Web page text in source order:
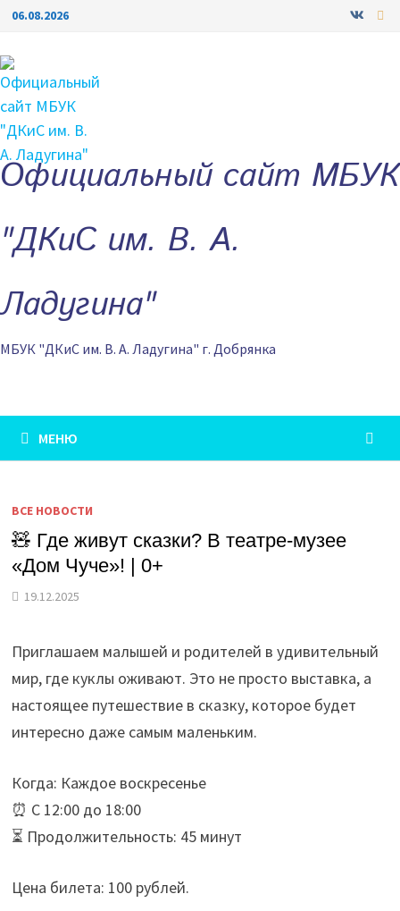
Перейти
содержимому
06.08.2026
Официальный сайт МБУК
"ДКиС им. В. А.
Ладугина"
МБУК "ДКиС им. В. А. Ладугина" г. Добрянка
МЕНЮ
ВСЕ НОВОСТИ
🧸 Где живут сказки? В театре-музее
«Дом Чуче»! | 0+
19.12.2025
Приглашаем малышей и родителей в удивительный
мир, где куклы оживают. Это не просто выставка, а
настоящее путешествие в сказку, которое будет
интересно даже самым маленьким.
Когда: Каждое воскресенье
⏰ С 12:00 до 18:00
⏳ Продолжительность: 45 минут
Цена билета: 100 рублей.